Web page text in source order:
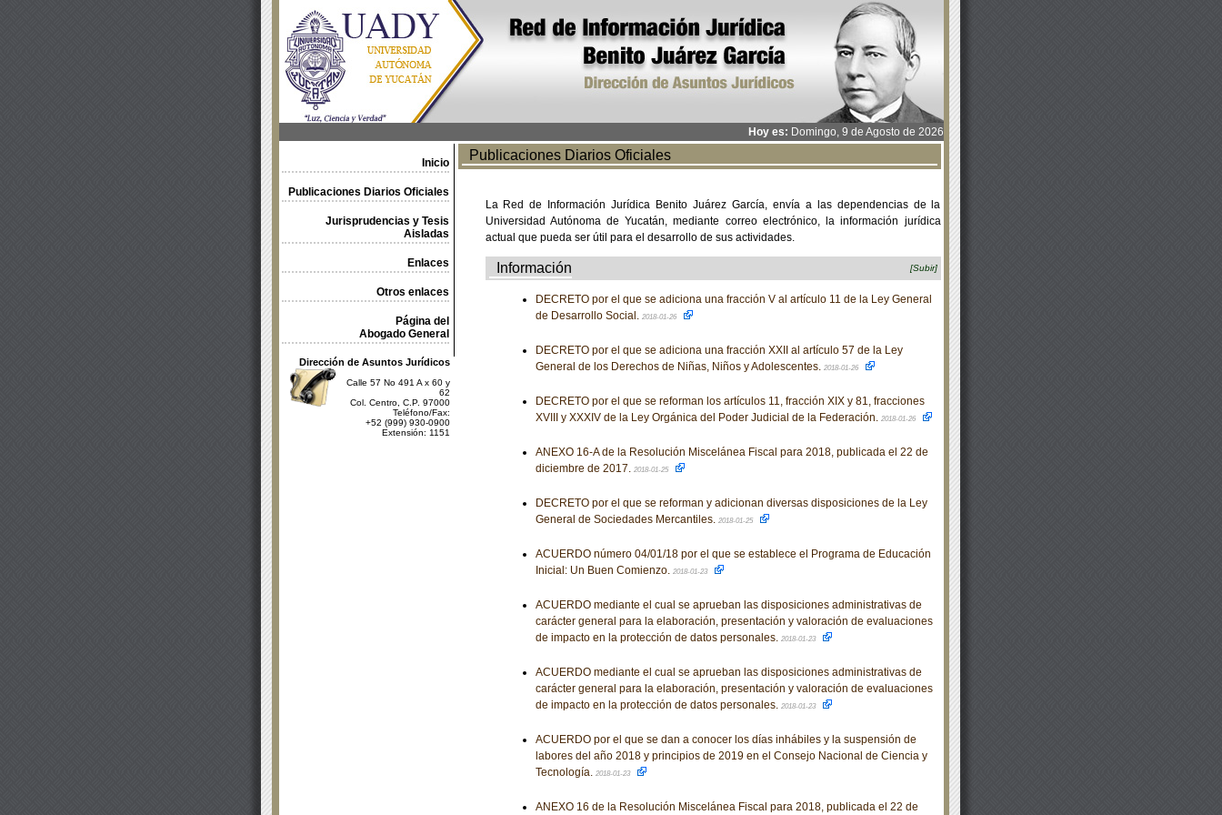
Hoy es: Domingo, 9 de Agosto de 2026
Inicio
Publicaciones Diarios Oficiales
Jurisprudencias y Tesis
Aisladas
Enlaces
Otros enlaces
Página del
Abogado General
Dirección de Asuntos Jurídicos
Calle 57 No 491 A x 60 y
62
Col. Centro, C.P. 97000
Teléfono/Fax:
+52 (999) 930-0900
Extensión: 1151
Publicaciones Diarios Oficiales
La Red de Información Jurídica Benito Juárez García, envía a las dependencias de la
Universidad Autónoma de Yucatán, mediante correo electrónico, la información jurídica
actual que pueda ser útil para el desarrollo de sus actividades.
Información [Subir]
DECRETO por el que se adiciona una fracción V al artículo 11 de la Ley General
de Desarrollo Social. 2018-01-26
DECRETO por el que se adiciona una fracción XXII al artículo 57 de la Ley
General de los Derechos de Niñas, Niños y Adolescentes. 2018-01-26
DECRETO por el que se reforman los artículos 11, fracción XIX y 81, fracciones
XVIII y XXXIV de la Ley Orgánica del Poder Judicial de la Federación. 2018-01-26
ANEXO 16-A de la Resolución Miscelánea Fiscal para 2018, publicada el 22 de
diciembre de 2017. 2018-01-25
DECRETO por el que se reforman y adicionan diversas disposiciones de la Ley
General de Sociedades Mercantiles. 2018-01-25
ACUERDO número 04/01/18 por el que se establece el Programa de Educación
Inicial: Un Buen Comienzo. 2018-01-23
ACUERDO mediante el cual se aprueban las disposiciones administrativas de
carácter general para la elaboración, presentación y valoración de evaluaciones
de impacto en la protección de datos personales. 2018-01-23
ACUERDO mediante el cual se aprueban las disposiciones administrativas de
carácter general para la elaboración, presentación y valoración de evaluaciones
de impacto en la protección de datos personales. 2018-01-23
ACUERDO por el que se dan a conocer los días inhábiles y la suspensión de
labores del año 2018 y principios de 2019 en el Consejo Nacional de Ciencia y
Tecnología. 2018-01-23
ANEXO 16 de la Resolución Miscelánea Fiscal para 2018, publicada el 22 de